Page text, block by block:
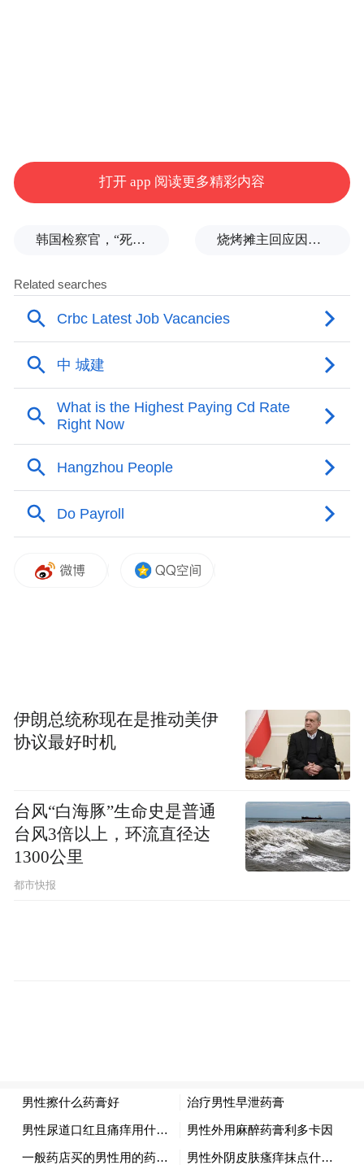
发展。
“特别声明：以上作品内容(包括在内的视频、图片或音
布，本平台仅提供信息存储空间服务。
Notice: The content above (including the videos,
pictures and audios if any) is uploaded and posted
by the user of Dafeng Hao, which is a social media
platform and merely provides information storage
space services.”
打开 app 阅读更多精彩内容
韩国检察官，“死”于2026 烧烤摊主回应因撞脸张雪峰走红
伊朗总统称现在是推动美伊
协议最好时机
台风“白海豚”生命史是普通
台风3倍以上，环流直径达
1300公里
都市快报